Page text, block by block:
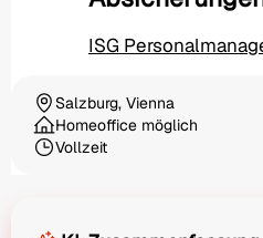
ISG
Ortschaft
Salzburg, Vienna
Homeoffice möglich
Beschäftigungsart
Vollzeit